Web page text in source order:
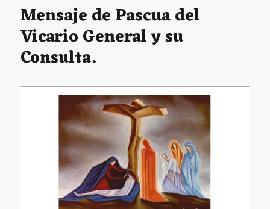
Mensaje de Pascua del
Vicario General y su
Consulta.